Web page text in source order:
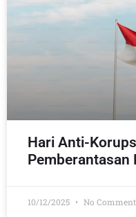
Hari Anti-
Pemberantasan
10/12/2025 No